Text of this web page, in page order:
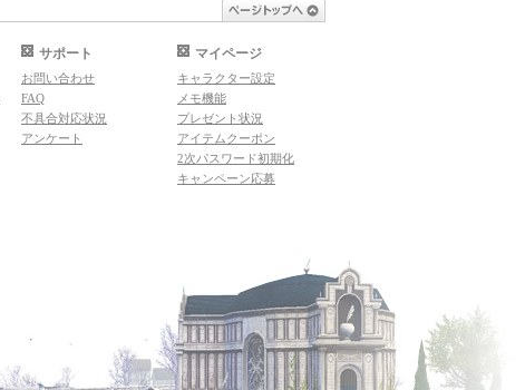
サポート
お問い合わせ
FAQ
不具合対応状況
アンケート
マイページ
キャラクター設定
メモ機能
プレゼント状況
アイテムクーポン
2次パスワード初期化
キャンペーン応募